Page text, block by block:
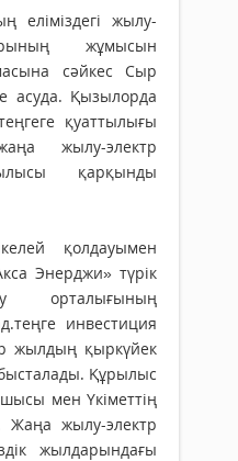
еліміздегі жылу-
жұмысын
сәйкес Сыр
асуда. Қызылорда
қуаттылығы
жылу-электр
қарқынды
қолдауымен
Энерджи» түрік
орталығының
инвестиция
жылдың қыркүйек
Құрылыс
мен Үкіметтің
Жаңа жылу-электр
жылдарындағы